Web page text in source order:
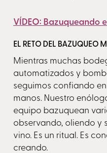
VÍDEO: Bazuqueando
EL RETO DEL BAZUQUEO
Mientras muchas
automatizados y
seguimos confiando
manos. Nuestro
equipo bazuquean
observando, oliendo y
vino. Es un ritual. Es
creando.